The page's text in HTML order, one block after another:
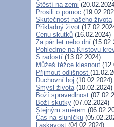
Štěstí na zemi
Prosili o pomoc
Skutečnost našeho života
Příkladný život
Cenu skutků (16.02.2024)
Za pár let nebo dní
Pohleďme na Kristovu
S radostí (13.02.2024)
Můžeš těžce klesnout
Přijmout odlišnost
Duchovní boj (10.02.2024)
Smysl života(10.02.2024)
Boží spravedlnost
Boží skutky (07.02.2024)
Stejným směrem
Čas na sluníčku
Laskavost (04.02.2024)